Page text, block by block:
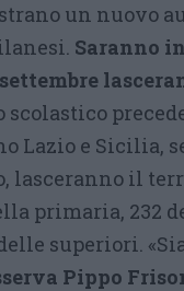
un nuovo
Saranno
scolastico
Lazio e Sicilia,
lasceranno il
primaria, 232
superiori.
Pippo